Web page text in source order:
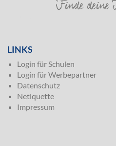
LINKS
Login für Schulen
Login für Werbepartner
Datenschutz
Netiquette
Impressum